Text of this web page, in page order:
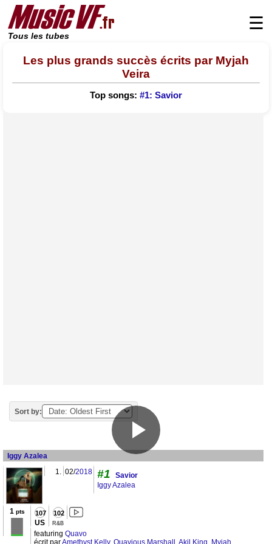
Tous les tubes
☰
Les plus grands succès écrits par Myjah
Veira
Top songs: #1: Savior
Sort by:
Iggy Azalea
1. 02/2018 #1
Savior
Iggy Azalea
1 pts
107
US
102
R&B
featuring Quavo
écrit parAmethyst Kelly, Quavious Marshall Akil King Myjah